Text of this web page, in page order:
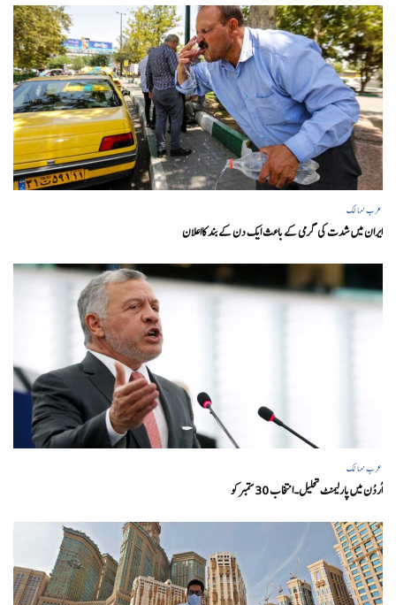
عرب ممالک
ایران میں شدت کی گرمی کے باعث ایک دن کے بند کااعلان
عرب ممالک
اُردُن میں پارلیمنٹ تحلیل۔انتخاب 30 ستمبرکو